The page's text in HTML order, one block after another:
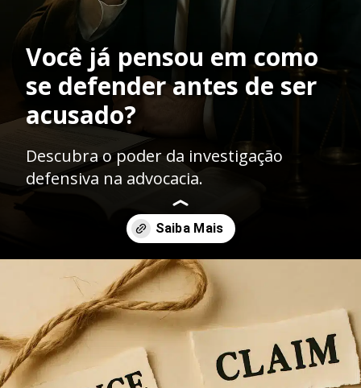
Você já pensou em como
se defender antes de ser
acusado?
Descubra o poder da investigação
defensiva na advocacia.
Opening